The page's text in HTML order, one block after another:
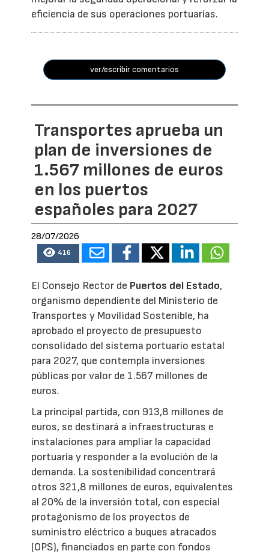
eficiencia de sus operaciones portuarias.
ver/escribir comentarios
Transportes aprueba un
plan de inversiones de
1.567 millones de euros
en los puertos
españoles para 2027
28/07/2026
416
El Consejo Rector de Puertos del Estado,
organismo dependiente del Ministerio de
Transportes y Movilidad Sostenible, ha
aprobado el proyecto de presupuesto
consolidado del sistema portuario estatal
para 2027, que contempla inversiones
públicas por valor de 1.567 millones de
euros.
La principal partida, con 913,8 millones de
euros, se destinará a infraestructuras e
instalaciones para ampliar la capacidad
portuaria y responder a la evolución de la
demanda. La sostenibilidad concentrará
otros 321,8 millones de euros, equivalentes
al 20% de la inversión total, con especial
protagonismo de los proyectos de
suministro eléctrico a buques atracados
(OPS), financiados en parte con fondos